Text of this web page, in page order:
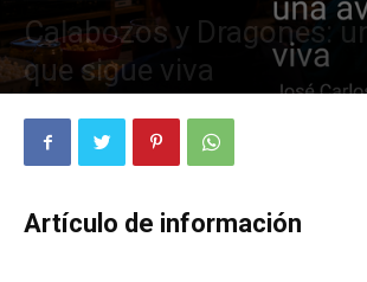
Calabozos y Dragones:
que sigue viva
Artículo de información